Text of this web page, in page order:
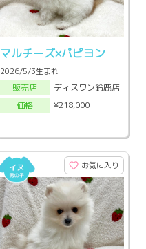
マルチーズ×パピヨン
2026/5/3生まれ
販売店
ディスワン鈴鹿店
価格
¥218,000
お気に入り